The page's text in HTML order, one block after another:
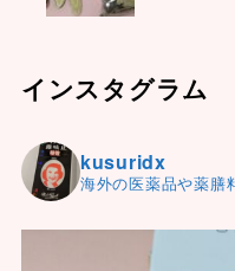
インスタグラム
kusuridx
海外の医薬品や薬膳